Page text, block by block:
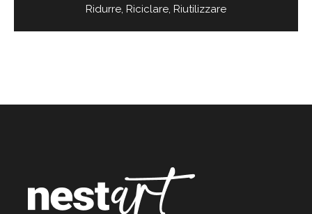
Ridurre, Riciclare, Riutilizzare